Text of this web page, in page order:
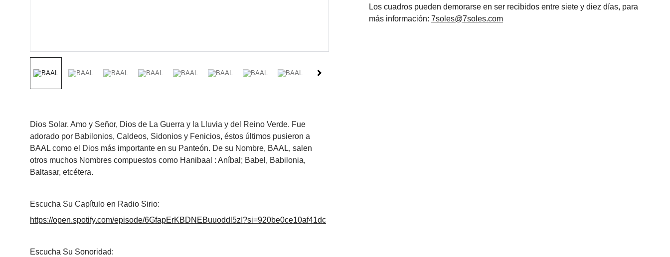
Dios Solar. Amo y Señor, Dios de La Guerra y la Lluvia y del Reino Verde. Fue
adorado por Babilonios, Caldeos, Sidonios y Fenicios, éstos últimos pusieron a
BAAL como el Dios más importante en su Panteón. De su Nombre, BAAL, salen
otros muchos Nombres compuestos como Hanibaal : Aníbal; Babel, Babilonia,
Baltasar, etcétera.
Escucha Su Capítulo en Radio Sirio:
https://open.spotify.com/episode/6GfapErKBDNEBuuoddl5zI?si=920be0ce10af41dc
Escucha Su Sonoridad:
Los cuadros pueden demorarse en ser recibidos entre siete y diez días, para
más información: 7soles@7soles.com